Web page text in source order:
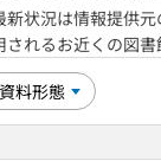
状況は情報提供
れるお近くの図